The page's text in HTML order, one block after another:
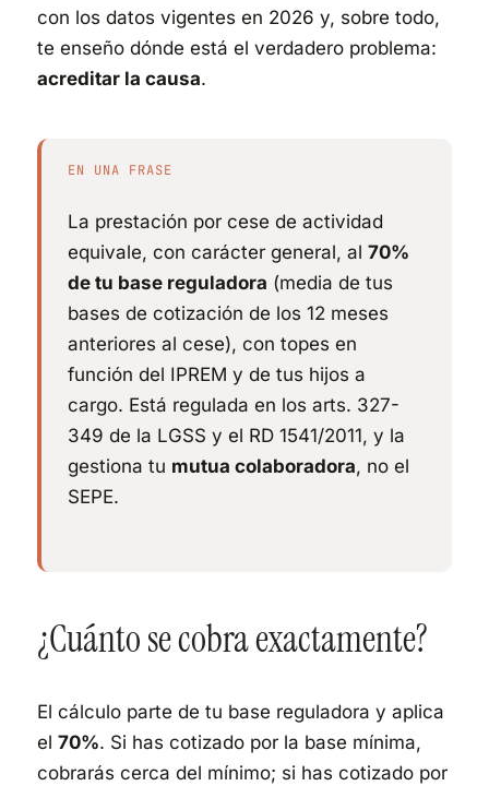
con los datos vigentes en 2026 y, sobre todo,
te enseño dónde está el verdadero problema:
acreditar la causa.
EN UNA FRASE
La prestación por cese de actividad
equivale, con carácter general, al 70%
de tu base reguladora (media de tus
bases de cotización de los 12 meses
anteriores al cese), con topes en
función del IPREM y de tus hijos a
cargo. Está regulada en los arts. 327-
349 de la LGSS y el RD 1541/2011, y la
gestiona tu mutua colaboradora, no el
SEPE.
¿Cuánto se cobra exactamente?
El cálculo parte de tu base reguladora y aplica
el 70%. Si has cotizado por la base mínima,
cobrarás cerca del mínimo; si has cotizado por